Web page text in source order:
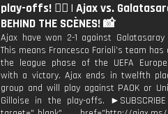
play-offs! ❤️‍🔥 | Ajax vs.
BEHIND THE SCÈNES! 📸
Ajax have won 2-1 against
This means Francesco Farioli’s team has
the league phase of the UEFA
with a victory. Ajax ends in twelfth
group and will play against PAOK or
Gilloise in the play-offs.